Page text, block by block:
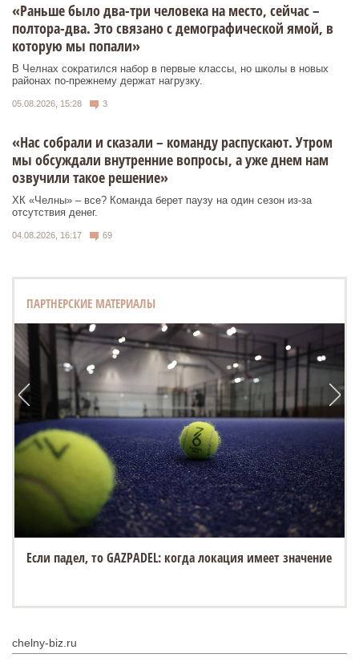
«Раньше было два-три человека на место, сейчас –
полтора-два. Это связано с демографической ямой, в
которую мы попали»
В Челнах сократился набор в первые классы, но школы в новых
районах по-прежнему держат нагрузку.
05.08.2026, 15:28 3
«Нас собрали и сказали – команду распускают. Утром
мы обсуждали внутренние вопросы, а уже днем нам
озвучили такое решение»
ХК «Челны» – все? Команда берет паузу на один сезон из-за
отсутствия денег.
04.08.2026, 16:17 69
ПАРТНЕРСКИЕ МАТЕРИАЛЫ
Если падел, то GAZPADEL: когда локация имеет значение
chelny-biz.ru